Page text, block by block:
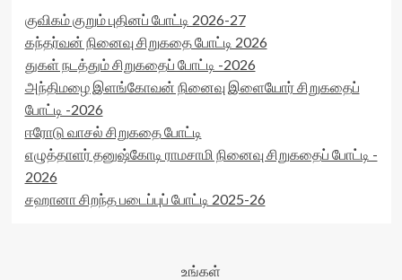
குவிகம் குறும் புதினப் போட்டி 2026-27
கந்தர்வன் நினைவு சிறுகதை போட்டி 2026
துகள் நடத்தும் சிறுகதைப் போட்டி -2026
அந்திமழை இளங்கோவன் நினைவு இளையோர் சிறுகதைப்
போட்டி -2026
ஈரோடு வாசல் சிறுகதை போட்டி
எழுத்தாளர் தனுஷ்கோடி ராமசாமி நினைவு சிறுகதைப் போட்டி -
2026
சஹானா சிறந்த படைப்புப் போட்டி 2025-26
உங்கள்